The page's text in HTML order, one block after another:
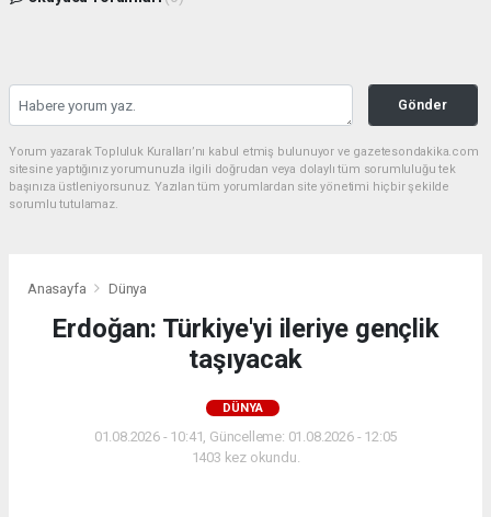
Gönder
Yorum yazarak Topluluk Kuralları’nı kabul etmiş bulunuyor ve gazetesondakika.com
sitesine yaptığınız yorumunuzla ilgili doğrudan veya dolaylı tüm sorumluluğu tek
başınıza üstleniyorsunuz. Yazılan tüm yorumlardan site yönetimi hiçbir şekilde
sorumlu tutulamaz.
Anasayfa Dünya
Erdoğan: Türkiye'yi ileriye gençlik
taşıyacak
DÜNYA
01.08.2026 - 10:41, Güncelleme: 01.08.2026 - 12:05
1403 kez okundu.